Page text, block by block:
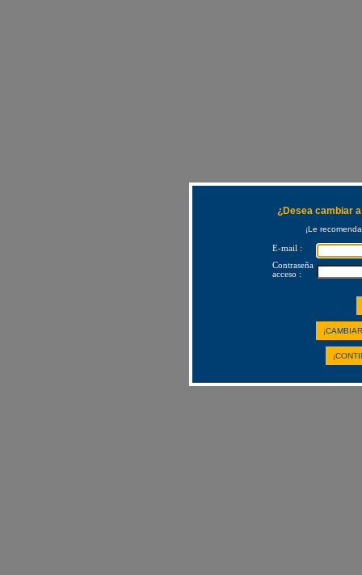
¿Desea cambiar
¡Le
E-mail :
Contraseña
acceso :